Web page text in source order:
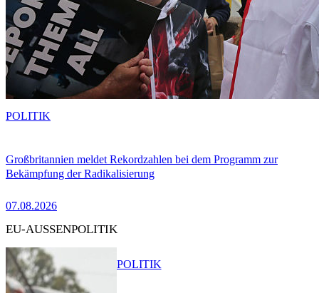
Großbritannien meldet Rekordzahlen bei dem Programm zur
Bekämpfung der Radikalisierung
07.08.2026
POLITIK
EU-AUSSENPOLITIK
POLITIK